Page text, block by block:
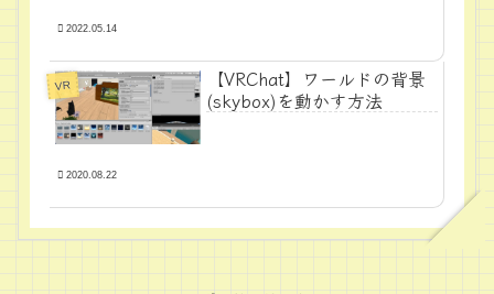
2022.05.14
VR
【VRChat】ワールドの背景
(skybox)を動かす方法
2020.08.22